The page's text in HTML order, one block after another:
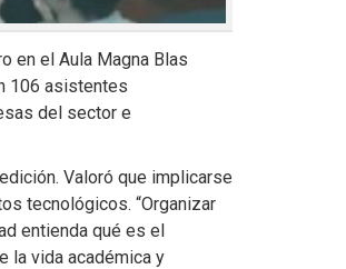
en el Aula Magna Blas
106 asistentes
del sector e
Valoró que implicarse
tecnológicos. “Organizar
entienda qué es el
la vida académica y